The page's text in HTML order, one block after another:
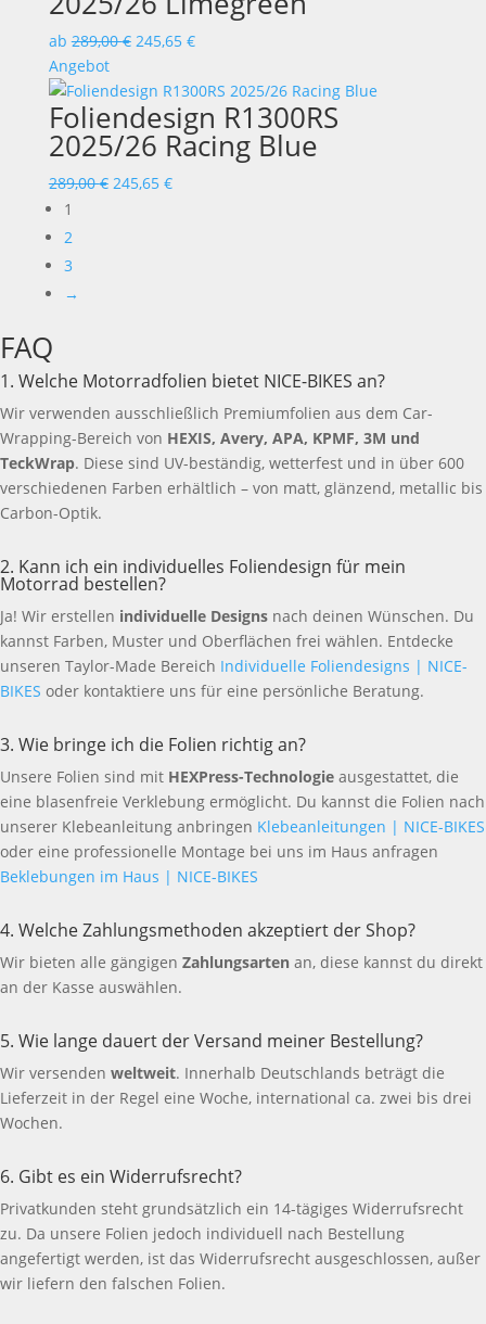
ab289,00€ 245,65 €
Angebot
Foliendesign R1300RS
2025/26 Racing Blue
289,00€ Ursprünglicher
245,65 €Aktueller
1
2
3
→
FAQ
1. Welche Motorradfolien bietet NICE-BIKES an?
Wir verwenden ausschließlich Premiumfolien aus dem Car-
Wrapping-Bereich von HEXIS, Avery, APA, KPMF, 3M und
TeckWrap. Diese sind UV-beständig, wetterfest und in über 600
verschiedenen Farben erhältlich – von matt, glänzend, metallic bis
Carbon-Optik.
2. Kann ich ein individuelles Foliendesign für mein
Motorrad bestellen?
Ja! Wir erstellen individuelle Designs nach deinen Wünschen. Du
kannst Farben, Muster und Oberflächen frei wählen. Entdecke
unseren Taylor-Made Bereich Individuelle Foliendesigns | NICE-
BIKES oder kontaktiere uns für eine persönliche Beratung.
3. Wie bringe ich die Folien richtig an?
Unsere Folien sind mit HEXPress-Technologie ausgestattet, die
eine blasenfreie Verklebung ermöglicht. Du kannst die Folien nach
unserer Klebeanleitung anbringen Klebeanleitungen | NICE-BIKES
oder eine professionelle Montage bei uns im Haus anfragen
Beklebungen im Haus | NICE-BIKES
4. Welche Zahlungsmethoden akzeptiert der Shop?
Wir bieten alle gängigen Zahlungsarten an, diese kannst du direkt
an der Kasse auswählen.
5. Wie lange dauert der Versand meiner Bestellung?
Wir versenden weltweit. Innerhalb Deutschlands beträgt die
Lieferzeit in der Regel eine Woche, international ca. zwei bis drei
Wochen.
6. Gibt es ein Widerrufsrecht?
Privatkunden steht grundsätzlich ein 14-tägiges Widerrufsrecht
zu. Da unsere Folien jedoch individuell nach Bestellung
angefertigt werden, ist das Widerrufsrecht ausgeschlossen, außer
wir liefern den falschen Folien.